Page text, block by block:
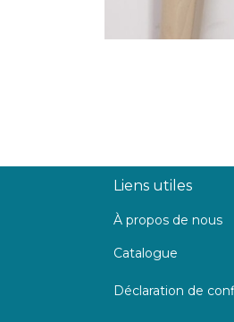
Liens utiles
À propos de nous
Catalogue
Déclaration de